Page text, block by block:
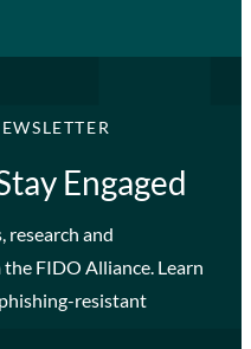
Engaged
research and
FIDO Alliance. Learn
resistant